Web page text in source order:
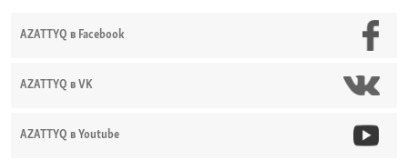
AZATTYQ в Facebook
AZATTYQ в VK
AZATTYQ в Youtube